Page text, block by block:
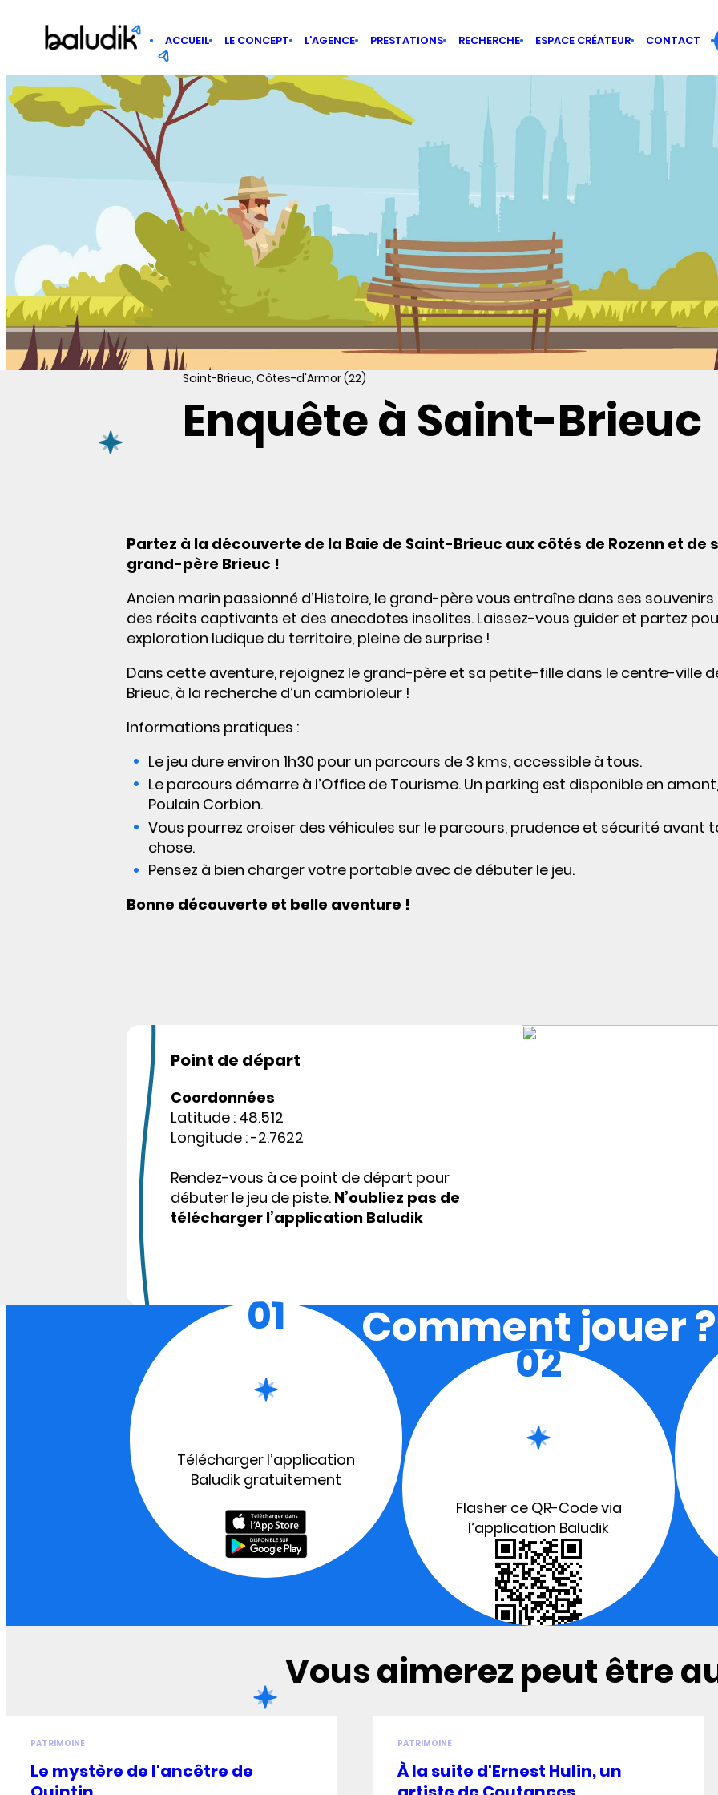
ACCUEIL LE CONCEPT L’AGENCE PRESTATIONS RECHERCHE ESPACE CRÉATEUR CONTACT
Saint-Brieuc, Côtes-d'Armor (22)
Enquête à Saint-Brieuc
Partez à la découverte de la Baie de Saint-Brieuc aux côtés de Rozenn et de
grand-père Brieuc !
Ancien marin passionné d’Histoire, le grand-père vous entraîne dans ses
des récits captivants et des anecdotes insolites. Laissez-vous guider et partez
exploration ludique du territoire, pleine de surprise !
Dans cette aventure, rejoignez le grand-père et sa petite-fille dans le centre-ville
Brieuc, à la recherche d’un cambrioleur !
Informations pratiques :
Le jeu dure environ 1h30 pour un parcours de 3 kms, accessible à tous.
Le parcours démarre à l’Office de Tourisme. Un parking est disponible en
Poulain Corbion.
Vous pourrez croiser des véhicules sur le parcours, prudence et sécurité avant
chose.
Pensez à bien charger votre portable avec de débuter le jeu.
Bonne découverte et belle aventure !
Point de départ
Coordonnées
Latitude : 48.512
Longitude : -2.7622
Rendez-vous à ce point de départ pour
débuter le jeu de piste. N’oubliez pas de
télécharger l’application Baludik
Comment jouer ?
01
Télécharger l’application
Baludik gratuitement
02
Flasher ce QR-Code via
l’application Baludik
Vous aimerez peut être
PATRIMOINE
Le mystère de l'ancêtre de
PATRIMOINE
À la suite d'Ernest Hulin, un